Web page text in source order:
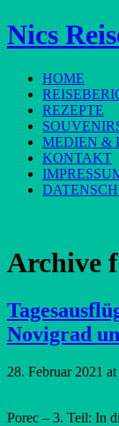
Nics
HOME
REZEPTE
MEDIEN &
KONTAKT
Archive
Novigrad
28. Februar 2021
Porec – 3. Teil: In